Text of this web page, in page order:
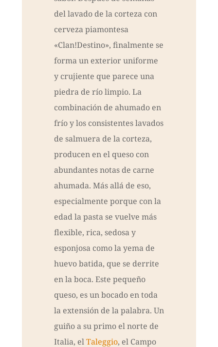
del lavado de la corteza con
cerveza piamontesa
«Clan!Destino», finalmente se
forma un exterior uniforme
y crujiente que parece una
piedra de río limpio. La
combinación de ahumado en
frío y los consistentes lavados
de salmuera de la corteza,
producen en el queso con
abundantes notas de carne
ahumada. Más allá de eso,
especialmente porque con la
edad la pasta se vuelve más
flexible, rica, sedosa y
esponjosa como la yema de
huevo batida, que se derrite
en la boca. Este pequeño
queso, es un bocado en toda
la extensión de la palabra. Un
guiño a su primo el norte de
Italia, elTaleggio, el Campo